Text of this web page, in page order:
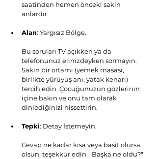
saatinden hemen önceki sakin
anlardır.
Alan: Yargısız Bölge.
Bu soruları TV açıkken ya da
telefonunuz elinizdeyken sormayın.
Sakin bir ortamı (yemek masası,
birlikte yürüyüş anı, yatak kenarı)
tercih edin. Çocuğunuzun gözlerinin
içine bakın ve onu tam olarak
dinlediğinizi hissettirin.
Tepki: Detay İstemeyin.
Cevap ne kadar kısa veya basit olursa
olsun, teşekkür edin. "Başka ne oldu?"